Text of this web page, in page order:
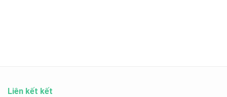
Liên kết kết